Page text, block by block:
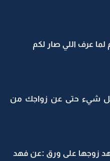
لما عرف اللي صار لكم
كل شيء حتى عن زواجك من
زوجها على ورق :عن فهد